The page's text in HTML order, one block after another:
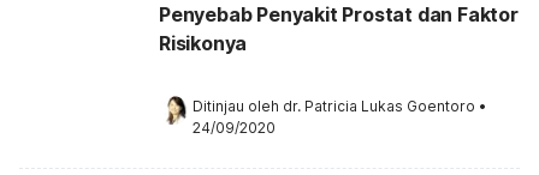
Penyebab Penyakit Prostat dan Faktor
Risikonya
Ditinjau oleh dr. Patricia Lukas Goentoro •
24/09/2020